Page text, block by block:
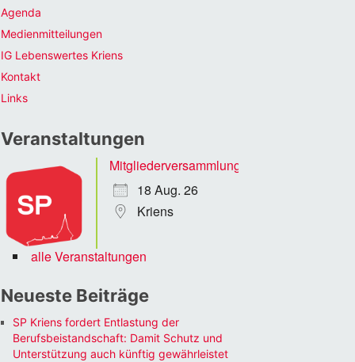
Agenda
Medienmitteilungen
IG Lebenswertes Kriens
Kontakt
Links
Veranstaltungen
Mitgliederversammlung
18 Aug. 26
Kriens
alle Veranstaltungen
Neueste Beiträge
SP Kriens fordert Entlastung der
Berufsbeistandschaft: Damit Schutz und
Unterstützung auch künftig gewährleistet